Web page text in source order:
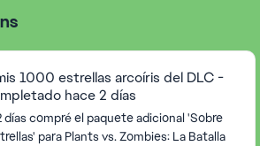
1000 estrellas arcoíris del DLC -
hace 2 días
días compré el paquete adicional 'Sobre
para Plants vs. Zombies: La Batalla